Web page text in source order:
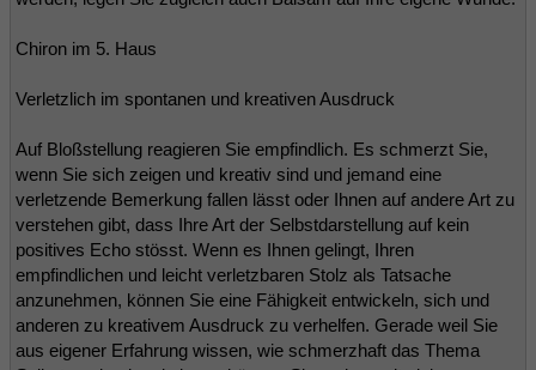
Chiron im 5. Haus
Verletzlich im spontanen und kreativen Ausdruck
Auf Bloßstellung reagieren Sie empfindlich. Es schmerzt Sie,
wenn Sie sich zeigen und kreativ sind und jemand eine
verletzende Bemerkung fallen lässt oder Ihnen auf andere Art zu
verstehen gibt, dass Ihre Art der Selbstdarstellung auf kein
positives Echo stösst. Wenn es Ihnen gelingt, Ihren
empfindlichen und leicht verletzbaren Stolz als Tatsache
anzunehmen, können Sie eine Fähigkeit entwickeln, sich und
anderen zu kreativem Ausdruck zu verhelfen. Gerade weil Sie
aus eigener Erfahrung wissen, wie schmerzhaft das Thema